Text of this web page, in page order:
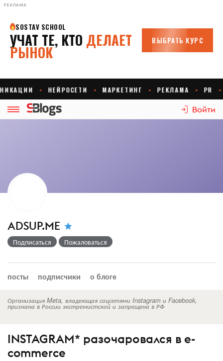
РЕКЛАМА
Войти
ADSUP.ME
Подписаться Пожаловаться
посты подписчики о блоге
Организация Meta, владеющая соцсетями Instagram и Facebook,
признана в России экстремистской и запрещена в РФ
INSTAGRAM* разочаровался в e-
commerce